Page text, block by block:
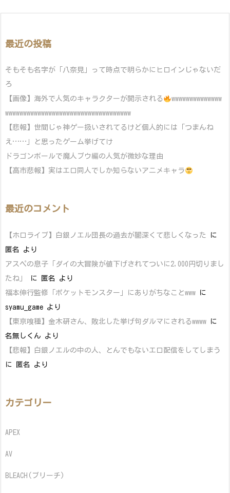
最近の投稿
そもそも名字が「八奈見」って時点で明らかにヒロインじゃないだ
ろ
【画像】海外で人気のキャラクターが開示される
wwwwwwwwwwwwww
wwwwwwwwwwwwwwwwwwwwwwwwwwwwwwwwwww
【悲報】世間じゃ神ゲー扱いされてるけど個人的には「つまんね
え……」と思ったゲーム挙げてけ
ドラゴンボールで魔人ブウ編の人気が微妙な理由
【高市悲報】実はエロ同人でしか知らないアニメキャラ
最近のコメント
【ホロライブ】白銀ノエル団長の過去が闇深くて悲しくなった
に
匿名
より
アスペの息子「ダイの大冒険が値下げされてついに2,000円切りまし
たね」
に 匿名
より
福本伸行監修「ポケットモンスター」にありがちなことwww に
syamu_game より
【東京喰種】金木研さん、敗北した挙げ句ダルマにされるwwww に
名無しくん より
【悲報】白銀ノエルの中の人、とんでもないエロ配信をしてしまう
に
匿名 より
カテゴリー
APEX
AV
BLEACH(ブリーチ)